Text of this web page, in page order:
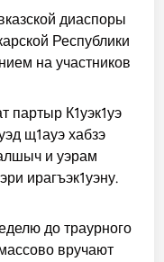
диаспоры
Республики
на участников
партыр К1уэк1уэ
щ1ауэ хабзэ
и уэрам
ирагъэк1уэну.
до траурного
вручают